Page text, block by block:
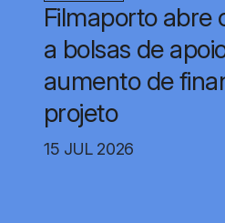
Filmaporto abre
a bolsas de
aumento de
projeto
15 JUL 2026